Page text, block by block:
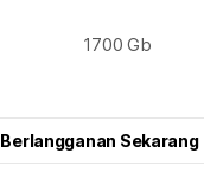
1700 Gb
Berlangganan Sekarang